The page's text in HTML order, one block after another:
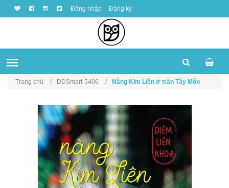
Đăng nhập Đăng ký
Trang chủ DDSmart-5406 Nàng Kim Liên ở trấn Tây Môn